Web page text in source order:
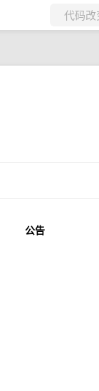
公告